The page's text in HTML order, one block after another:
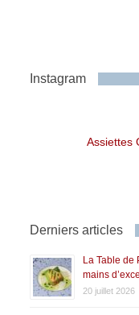
Instagram
Assiettes
Derniers articles
La Table de
mains
20 juillet 2026